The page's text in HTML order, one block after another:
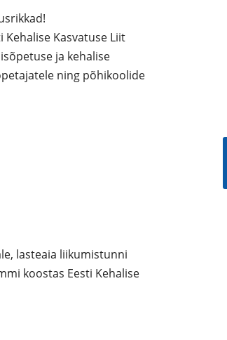
Kasvatuse Liit
ja kehalise
ning põhikoolide
lasteaia liikumistunni
koostas Eesti Kehalise